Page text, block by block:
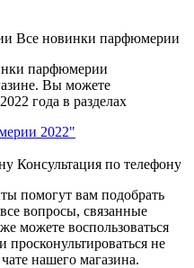
Все новинки парфюмерии
парфюмерии
Вы можете
года в разделах
2022"
Консультация по телефону
помогут вам подобрать
вопросы, связанные
можете воспользоваться
не
нашего магазина.